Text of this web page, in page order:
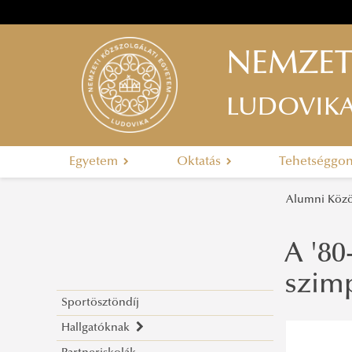
Egyetem Oktatás
Alumni
Sportösztöndíj
Hallgatóknak
A